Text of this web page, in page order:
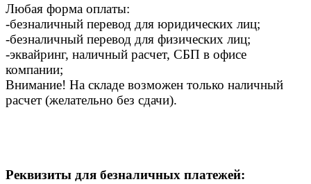
Любая форма оплаты:
-безналичный перевод для юридических лиц;
-безналичный перевод для физических лиц;
-эквайринг, наличный расчет, СБП в офисе
компании;
Внимание! На складе возможен только наличный
расчет (желательно без сдачи).
Реквизиты для безналичных платежей: